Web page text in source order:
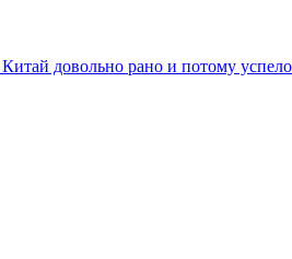
довольно рано и потому успело